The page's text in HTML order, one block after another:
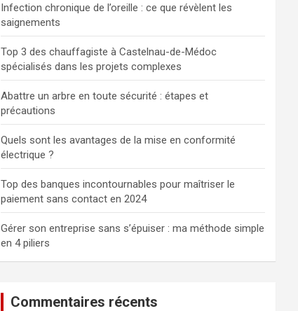
Infection chronique de l’oreille : ce que révèlent les
saignements
Top 3 des chauffagiste à Castelnau-de-Médoc
spécialisés dans les projets complexes
Abattre un arbre en toute sécurité : étapes et
précautions
Quels sont les avantages de la mise en conformité
électrique ?
Top des banques incontournables pour maîtriser le
paiement sans contact en 2024
Gérer son entreprise sans s’épuiser : ma méthode simple
en 4 piliers
Commentaires récents